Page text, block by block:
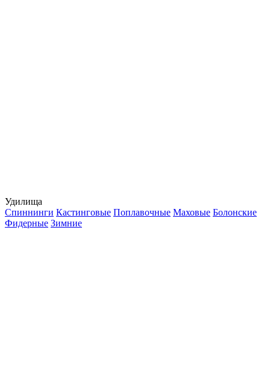
Удилища
Спиннинги Кастинговые Поплавочные Маховые Болонские
Фидерные Зимние